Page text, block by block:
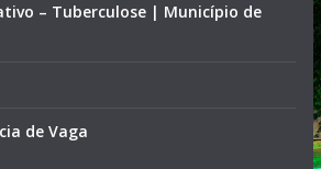
– Tuberculose | Município de
de Vaga